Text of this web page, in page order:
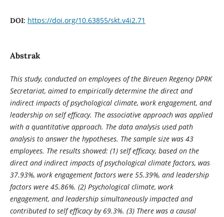
DOI: https://doi.org/10.63855/skt.v4i2.71
Abstrak
This study, conducted on employees of the Bireuen Regency DPRK
Secretariat, aimed to empirically determine the direct and
indirect impacts of psychological climate, work engagement, and
leadership on self efficacy. The associative approach was applied
with a quantitative approach. The data analysis used path
analysis to answer the hypotheses. The sample size was 43
employees. The results showed: (1) self efficacy, based on the
direct and indirect impacts of psychological climate factors, was
37.93%, work engagement factors were 55.39%, and leadership
factors were 45.86%. (2) Psychological climate, work
engagement, and leadership simultaneously impacted and
contributed to self efficacyby 69.3%. (3) There was a causal